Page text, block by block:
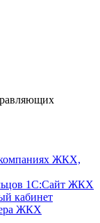
ЖКХ,
1С:Сайт ЖКХ
кабинет
ЖКХ